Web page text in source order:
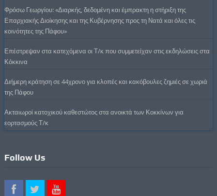
Φρόσω Γεωργίου: «Διαρκής, δεδομένη και έμπρακτη η στήριξη της
Επαρχιακής Διοίκησης και της Κυβέρνησης προς τη Νατά και όλες τις
κοινότητες της Πάφου»
Επέστρεψαν στα κατεχόμενα οι Τ/κ που συμμετείχαν στις εκδηλώσεις στα
Κόκκινα
Διήμερη κράτηση σε 44χρονο για κλοπές και κακόβουλες ζημιές σε χωριά
της Πάφου
Ακταιωροί κατοχικού καθεστώτος στα ανοικτά των Κοκκίνων για
εορτασμούς Τ/κ
Follow Us